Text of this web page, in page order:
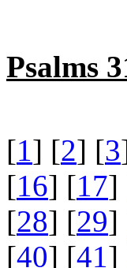
Psalms
[1] [2] [3
[16] [17]
[28] [29]
[40] [41]